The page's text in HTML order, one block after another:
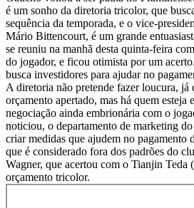
é um sonho da diretoria tricolor, que
sequência da temporada, e o vice-
Mário Bittencourt, é um grande
se reuniu na manhã desta quinta-feira
do jogador, e ficou otimista por um
busca investidores para ajudar no
A diretoria não pretende fazer loucura, já
orçamento apertado, mas há quem esteja
negociação ainda embrionária com o
noticiou, o departamento de marketing
criar medidas que ajudem no pagamento
que é considerado fora dos padrões do
Wagner, que acertou com o Tianjin
orçamento tricolor.